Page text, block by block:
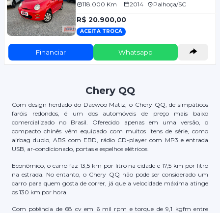
118.000 Km
2014 Palhoça/SC
R$ 20.900,00
ACEITA TROCA
Financiar Whatsapp
Chery QQ
Com design herdado do Daewoo Matiz, o Chery QQ, de simpáticos
faróis redondos, é um dos automóveis de preço mais baixo
comercializado no Brasil. Oferecido apenas em uma versão, o
compacto chinês vêm equipado com muitos itens de série, como
airbag duplo, ABS com EBD, rádio CD-player com MP3 e entrada
USB, ar-condicionado, portas e espelhos elétricos.
Econômico, o carro faz 13,5 km por litro na cidade e 17,5 km por litro
na estrada. No entanto, o Chery QQ não pode ser considerado um
carro para quem gosta de correr, já que a velocidade máxima atinge
os 130 km por hora.
Com potência de 68 cv em 6 mil rpm e torque de 9,1 kgfm entre